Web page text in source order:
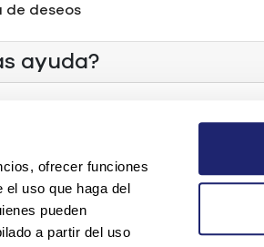
ofrecer funciones
uso que haga del
pueden
a partir del uso
de deseos
ayuda?
nosotros